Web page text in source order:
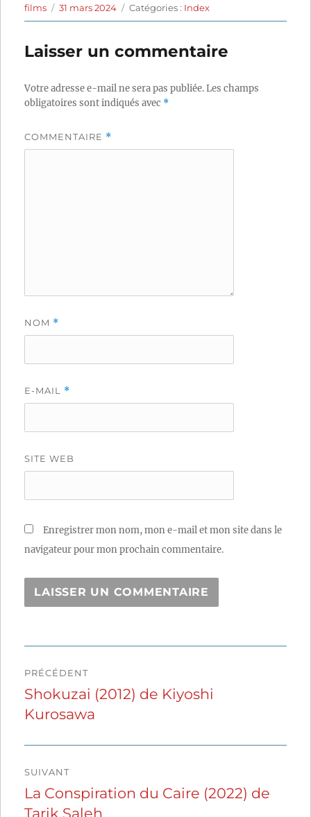
Auteur
films
Publié
le
31 mars 2024 Catégories
Catégories : Index
Laisser un commentaire
Votre adresse e-mail ne sera pas publiée.Les champs
obligatoires sont indiqués avec *
COMMENTAIRE *
NOM *
E-MAIL *
SITE WEB
Enregistrer mon nom, mon e-mail et mon site dans le
navigateur pour mon prochain commentaire.
de
l’article
PRÉCÉDENT
Publication
précédente :
Shokuzai (2012) de Kiyoshi
Kurosawa
SUIVANT
Publication
suivante :
La Conspiration du Caire (2022) de
Tarik Saleh